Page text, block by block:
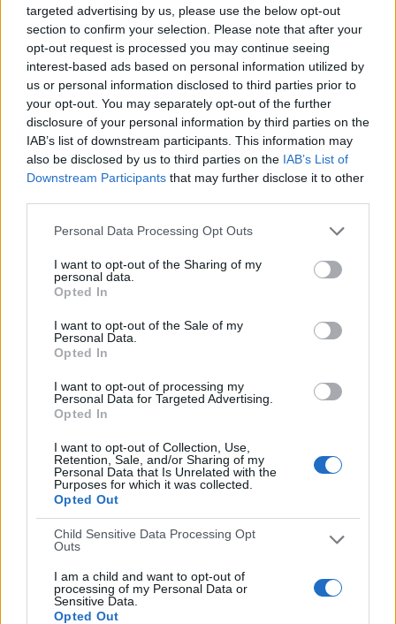
targeted advertising by us, please use the below opt-out
section to confirm your selection. Please note that after your
opt-out request is processed you may continue seeing
interest-based ads based on personal information utilized by
us or personal information disclosed to third parties prior to
your opt-out. You may separately opt-out of the further
disclosure of your personal information by third parties on the
IAB’s list of downstream participants. This information may
also be disclosed by us to third parties on the IAB’s List of
Downstream Participants that may further disclose it to other
Personal Data Processing Opt Outs
I want to opt-out of the Sharing of my
personal data.
Opted In
I want to opt-out of the Sale of my
Personal Data.
Opted In
I want to opt-out of processing my
Personal Data for Targeted Advertising.
Opted In
I want to opt-out of Collection, Use,
Retention, Sale, and/or Sharing of my
Personal Data that Is Unrelated with the
Purposes for which it was collected.
Opted Out
Child Sensitive Data Processing Opt
Outs
I am a child and want to opt-out of
processing of my Personal Data or
Sensitive Data.
Opted Out
FCF TV 1 (100%)
Ver ranking completo
1
CANALES TV
1291
SIN PARTIDO
GRATUÍTO
0
CONSECUTIVOS
DE PAGO
100%
RIVALES
COMPETICIONES
CF La Sénia
RANKING POR COMPETICIONES
Segunda Catalana 1 (100%)
Nº DE PARTIDOS POR DÍA DE LA SEMANA